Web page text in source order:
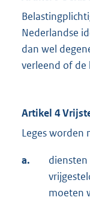
Nederlandse
dan wel
verleend of de
Artikel 4
Leges worden
a.
moeten